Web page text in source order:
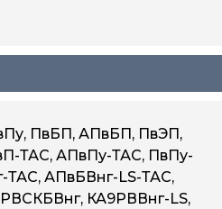
ПвБП, АПвБП, ПвЭП,
ТАС, АПвПу-ТАС, ПвПу-
АПвБВнг-LS-ТАС,
КА9РВВнг-LS,